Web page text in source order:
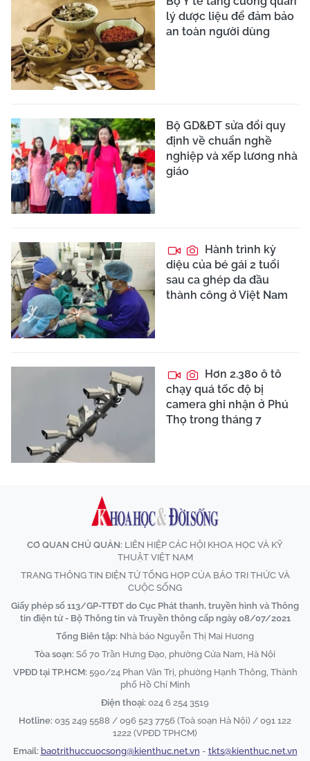
lý dược liệu để đảm bảo
an toàn người dùng
Bộ GD&ĐT sửa đổi quy
định về chuẩn nghề
nghiệp và xếp lương nhà
giáo
Hành trình kỳ
diệu của bé gái 2 tuổi
sau ca ghép da đầu
thành công ở Việt Nam
Hơn 2.380 ô tô
chạy quá tốc độ bị
camera ghi nhận ở Phú
Thọ trong tháng 7
CƠ QUAN CHỦ QUẢN: LIÊN HIỆP CÁC HỘI KHOA HỌC VÀ KỸ
THUẬT VIỆT NAM
TRANG THÔNG TIN ĐIỆN TỬ TỔNG HỢP CỦA BÁO TRI THỨC VÀ
CUỘC SỐNG
Giấy phép số 113/GP-TTĐT do Cục Phát thanh, truyền hình và Thông
tin điện tử - Bộ Thông tin và Truyền thông cấp ngày 08/07/2021
Tổng Biên tập: Nhà báo Nguyễn Thị Mai Hương
Tòa soạn: Số 70 Trần Hưng Đạo, phường Cửa Nam, Hà Nội
VPĐD tại TP.HCM: 590/24 Phan Văn Trị, phường Hạnh Thông, Thành
phố Hồ Chí Minh
Điện thoại: 024 6 254 3519
Hotline: 035 249 5588 / 096 523 7756 (Toà soạn Hà Nội) / 091 122
1222 (VPĐD TPHCM)
Email: baotrithuccuocsong@kienthuc.net.vn - tkts@kienthuc.net.vn